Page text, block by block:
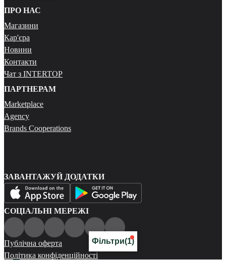
Фільтри(1)
ПРО НАС
Магазини
Кар'єра
Новини
Контакти
Чат з INTERTOP
ПАРТНЕРАМ
Marketplace
Agency
Brands Cooperations
ЗАВАНТАЖУЙ ДОДАТКИ
СОЦІАЛЬНІ МЕРЕЖІ
Публічна оферта
Політика конфіденційності